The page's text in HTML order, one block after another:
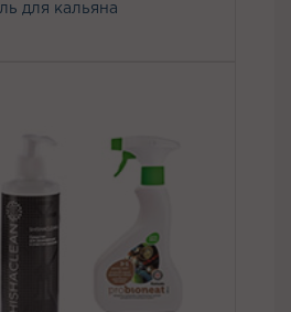
для кальяна